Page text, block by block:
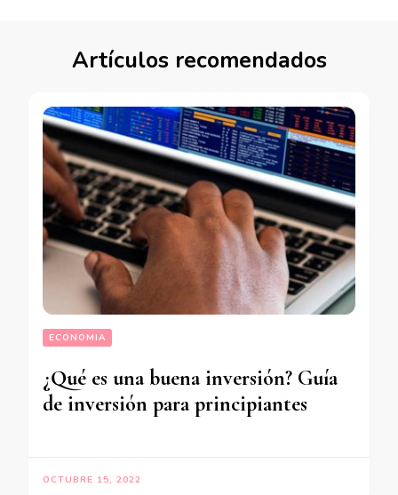
Artículos recomendados
ECONOMIA
¿Qué es una buena inversión? Guía
de inversión para principiantes
OCTUBRE 15, 2022